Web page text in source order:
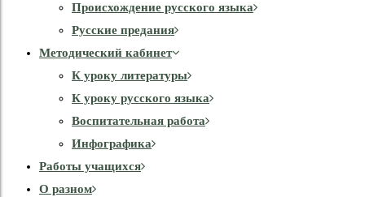
Происхождение русского языка
Русские предания
Методический кабинет
К уроку литературы
К уроку русского языка
Воспитательная работа
Инфографика
Работы учащихся
О разном